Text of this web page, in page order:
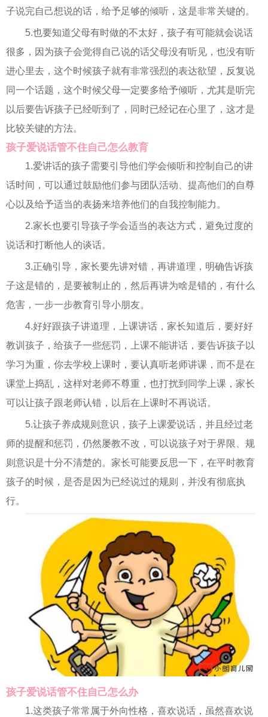
子说完自己想说的话，给予足够的倾听，这是非常关键的。
5.也要知道父母有时做的不太好，孩子有可能就会说话
很多，因为孩子会觉得自己说的话父母没有听见，也没有听
进心里去，这个时候孩子就有非常强烈的表达欲望，反复说
同一个话题，这个时候父母一定要多给予倾听，尤其是听完
以后要告诉孩子已经听到了，同时已经记在心里了，这才是
比较关键的方法。
孩子爱说话管不住自己怎么教育
1.爱讲话的孩子需要引导他们学会倾听和控制自己的讲
话时间，可以通过鼓励他们参与团队活动、提高他们的自尊
心以及给予适当的表扬来培养他们的自我控制能力。
2.家长也要引导孩子学会适当的表达方式，避免过度的
说话和打断他人的谈话。
3.正确引导，家长要先讲对错，再讲道理，明确告诉孩
子这是错的，是要被制止的，然后再讲为啥是错的，有什么
危害，一步一步教育引导小朋友。
4.好好跟孩子讲道理，上课讲话，家长知道后，要好好
教训孩子，给孩子一些惩罚，上课不能讲话，要告诉孩子以
学习为重，你去学校上课时，要认真听老师讲课，而不是在
课堂上捣乱，这样对老师不尊重，也打扰到同学上课，家长
可以让孩子跟老师认错，以后在上课时不再说话。
5.让孩子养成规则意识，孩子上课爱说话，并且经过老
师的提醒和惩罚，仍然屡教不改，可以说孩子对于界限、规
则意识是十分不清楚的。家长可能要反思一下，在平时教育
孩子的时候，是否是因为已经说过的规则，并没有彻底执
行。
孩子爱说话管不住自己怎么办
1.这类孩子常常属于外向性格，喜欢说话，虽然喜欢说